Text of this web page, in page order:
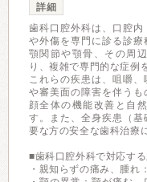
詳細
歯科口腔外科は、口腔
や外傷を専門に診る診療
顎関節や顎骨、その周
り、複雑で専門的な症例
これらの疾患は、咀嚼
や審美面の障害を伴う
顔全体の機能改善と自
す。また、全身疾患（
要な方の安全な歯科治療
■歯科口腔外科で対応す
・親知らずの痛み、腫れ